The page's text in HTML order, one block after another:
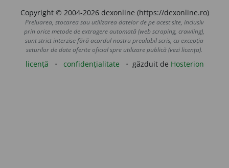
Copyright © 2004-2026 dexonline (https://dexonline.ro)
Preluarea, stocarea sau utilizarea datelor de pe acest site, inclusiv
prin orice metode de extragere automată (web scraping, crawling),
sunt strict interzise fără acordul nostru prealabil scris, cu excepția
seturilor de date oferite oficial spre utilizare publică (vezi licența).
licență confidențialitate găzduit de Hosterion